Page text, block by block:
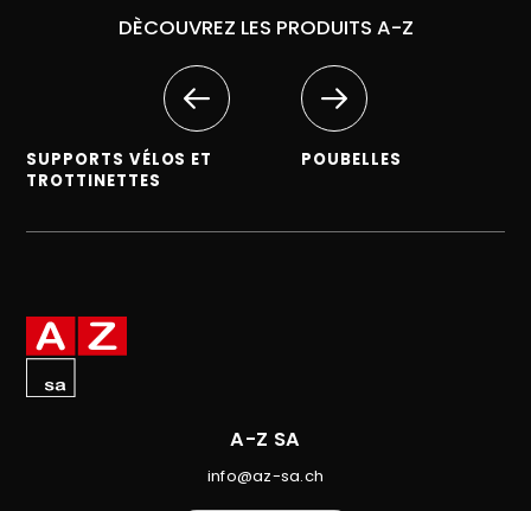
DÈCOUVREZ LES PRODUITS A-Z
SUPPORTS VÉLOS ET
TROTTINETTES
POUBELLES
A-Z SA
info@az-sa.ch